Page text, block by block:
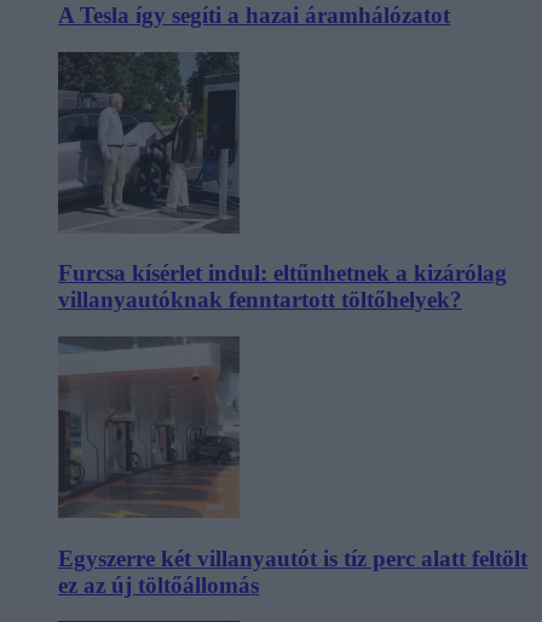
A Tesla így segíti a hazai áramhálózatot
Furcsa kísérlet indul: eltűnhetnek a kizárólag
villanyautóknak fenntartott töltőhelyek?
Egyszerre két villanyautót is tíz perc alatt feltölt
ez az új töltőállomás